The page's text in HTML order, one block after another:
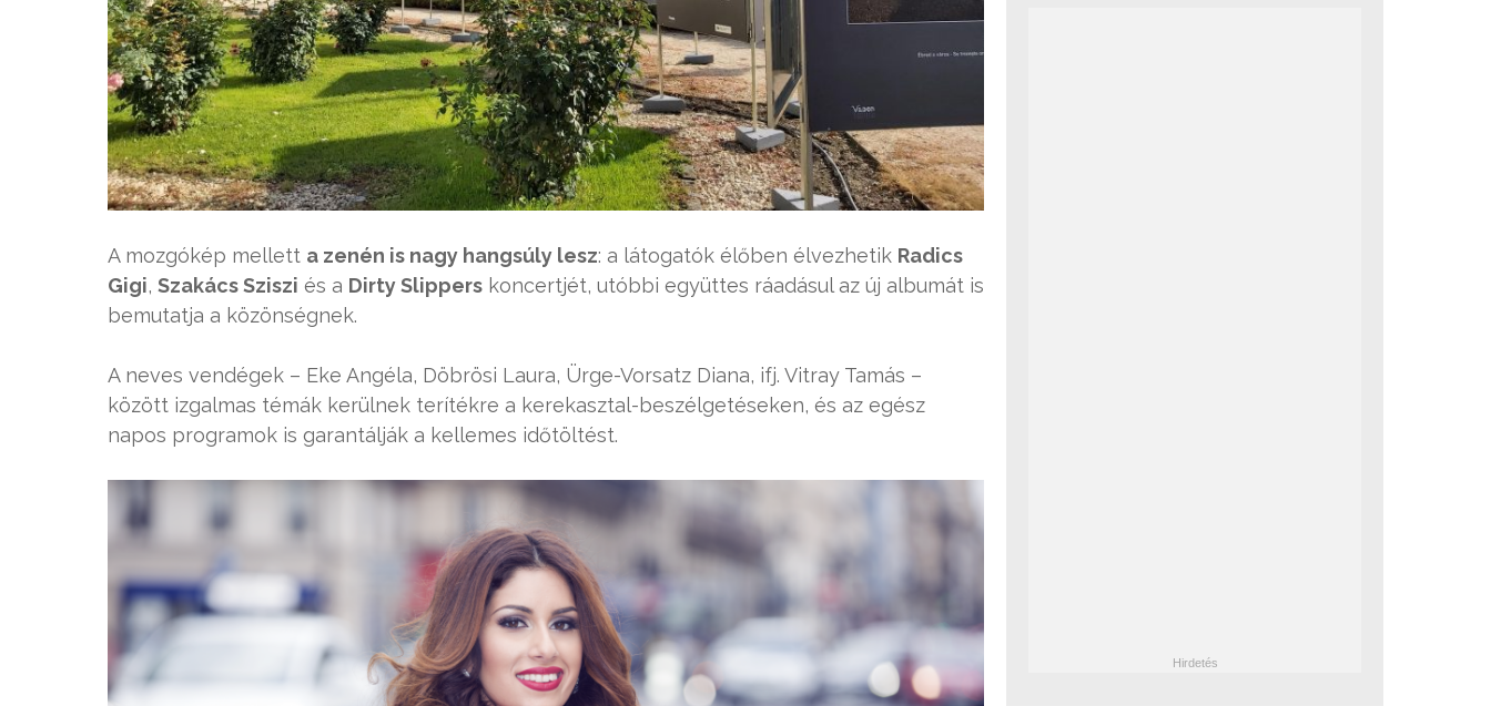
A mozgókép mellett a zenén is nagy hangsúly lesz: a látogatók élőben élvezhetik Radics
Gigi, Szakács Sziszi és a Dirty Slippers koncertjét, utóbbi együttes ráadásul az új albumát is
bemutatja a közönségnek.
A neves vendégek – Eke Angéla, Döbrösi Laura, Ürge-Vorsatz Diana, ifj. Vitray Tamás –
között izgalmas témák kerülnek terítékre a kerekasztal-beszélgetéseken, és az egész
napos programok is garantálják a kellemes időtöltést.